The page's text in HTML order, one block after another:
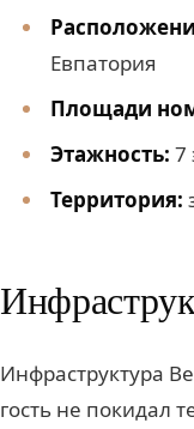
Евпатория
Площади
Этажность: 7
Территория:
Инфраструктура
гость не покидал